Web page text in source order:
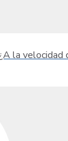
la velocidad